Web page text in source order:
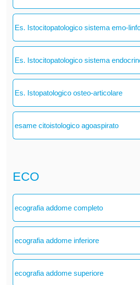
Es. Istocitopatologico sistema emo-
Es. Istocitopatologico sistema
Es. Istopatologico osteo-articolare
esame citoistologico agoaspirato
ECO
ecografia addome completo
ecografia addome inferiore
ecografia addome superiore